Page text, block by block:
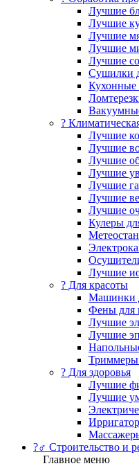
Лучшие
Лучшие
Лучшие
Лучшие
Лучшие
Сушилки
Кухонные
?️
Лучшие
Лучшие
Лучшие
Лучшие
Лучшие
Лучшие
Лучшие
Кулеры
Лучшие
? Для красоты
Машинки
Фены для
Лучшие
Лучшие
Триммеры
? Для здоровья
Лучшие
Лучшие
?‍♂️ Строительство и
Главное меню